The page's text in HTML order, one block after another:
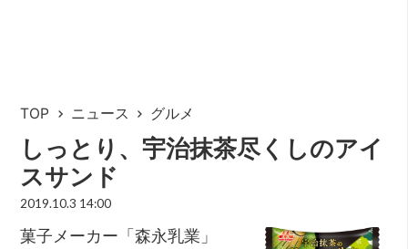
TOP ニュース グルメ
しっとり、宇治抹茶尽くしのアイ
スサンド
2019.10.3 14:00
菓子メーカー「森永乳業」